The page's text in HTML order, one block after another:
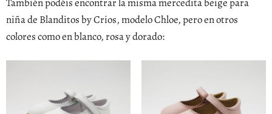
niña de Blanditos by Crios, modelo Chloe, pero en otros
colores como en blanco, rosa y dorado: